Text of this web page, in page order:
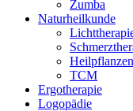
Zumba
Naturheilkunde
Heilpflanzen
TCM
Ergotherapie
Logopädie